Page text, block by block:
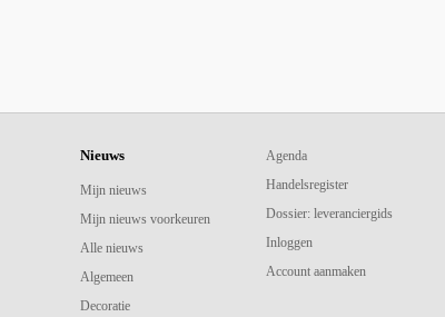
Nieuws
Mijn nieuws
Mijn nieuws voorkeuren
Alle nieuws
Algemeen
Decoratie
Agenda
Handelsregister
Dossier: leveranciergids
Inloggen
Account aanmaken